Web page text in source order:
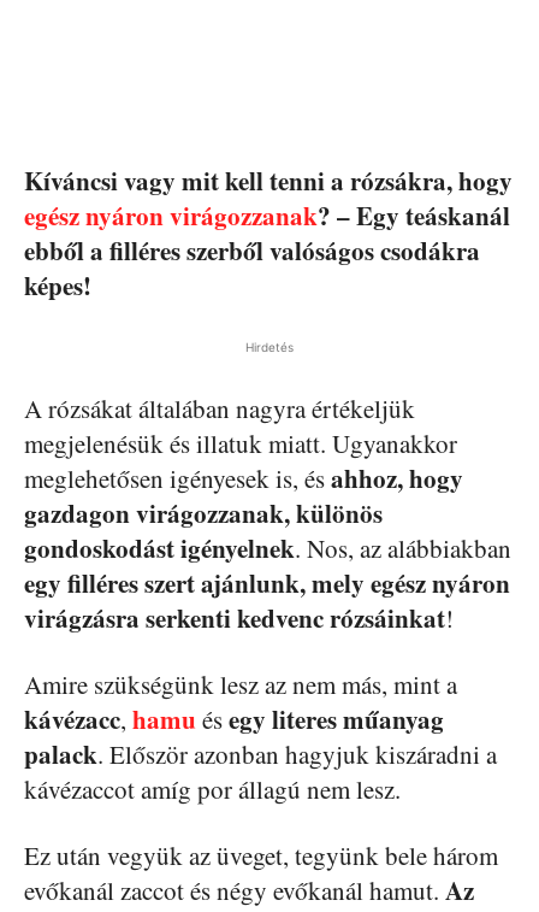
Kíváncsi vagy mit kell tenni a rózsákra, hogy
egész nyáron virágozzanak? – Egy teáskanál
ebből a filléres szerből valóságos csodákra
képes!
Hirdetés
A rózsákat általában nagyra értékeljük
megjelenésük és illatuk miatt. Ugyanakkor
meglehetősen igényesek is, ésahhoz, hogy
gazdagon virágozzanak, különös
gondoskodást igényelnek. Nos, az alábbiakban
egy filléres szert ajánlunk, mely egész nyáron
virágzásra serkenti kedvenc rózsáinkat!
Amire szükségünk lesz az nem más, mint a
kávézacc, hamuésegy literes műanyag
palack. Először azonban hagyjuk kiszáradni a
kávézaccot amíg por állagú nem lesz.
Ez után vegyük az üveget, tegyünk bele három
evőkanál zaccot és négy evőkanál hamut. Az